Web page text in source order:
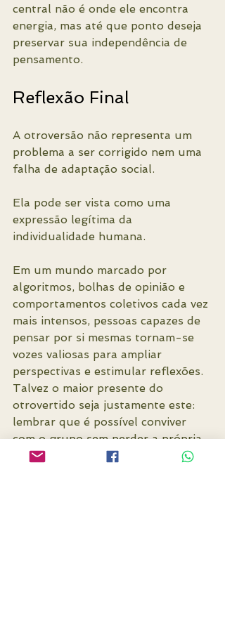
central não é onde ele encontra
energia, mas até que ponto deseja
preservar sua independência de
pensamento.
Reflexão Final
A otroversão não representa um
problema a ser corrigido nem uma
falha de adaptação social.
Ela pode ser vista como uma
expressão legítima da
individualidade humana.
Em um mundo marcado por
algoritmos, bolhas de opinião e
comportamentos coletivos cada vez
mais intensos, pessoas capazes de
pensar por si mesmas tornam-se
vozes valiosas para ampliar
perspectivas e estimular reflexões.
Talvez o maior presente do
otrovertido seja justamente este:
lembrar que é possível conviver
com o grupo sem perder a própria
essência.